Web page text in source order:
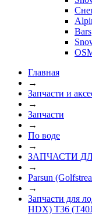
Bars
Главная
→
Запчасти и
→
Запчасти
→
По воде
→
ЗАПЧАСТИ
→
Parsun
→
Запчасти для
HDX) T36